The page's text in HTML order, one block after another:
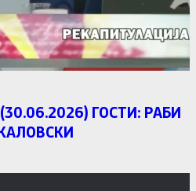
ГОСТИ: РАБИ